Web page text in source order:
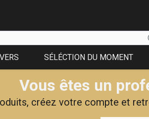
SÉLÉCTION DU MOMENT
Vous êtes un
créez votre compte et